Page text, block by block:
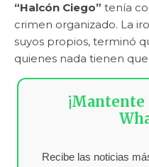
“Halcón Ciego” tenía
crimen organizado. La
suyos propios, terminó
quienes nada tienen
Recibe las noticias